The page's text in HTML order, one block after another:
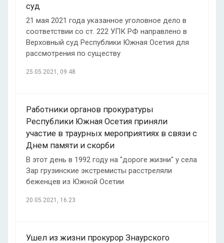
суд
21 мая 2021 года указанное уголовное дело в
соответствии со ст. 222 УПК РФ направлено в
Верховный суд Республики Южная Осетия для
рассмотрения по существу
25.05.2021, 09:48
Работники органов прокуратуры
Республики Южная Осетия приняли
участие в траурных мероприятиях в связи с
Днем памяти и скорби
В этот день в 1992 году на "дороге жизни" у села
Зар грузинские экстремисты расстреляли
беженцев из Южной Осетии
20.05.2021, 16:23
Ушел из жизни прокурор Знаурского